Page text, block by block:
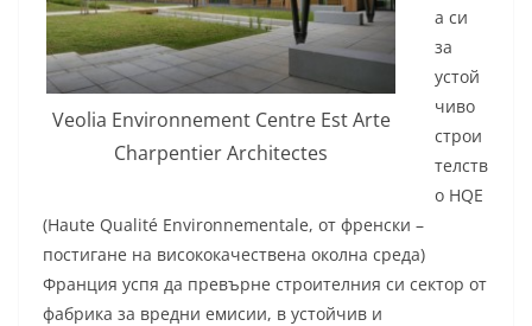
Veolia Environnement Centre Est Arte
Charpentier Architectes
a си
за
устой
чиво
строи
телств
о HQE
(Haute Qualité Environnementale, от френски –
постигане на висококачествена околна среда)
Франция успя да превърне строителния си сектор от
фабрика за вредни емисии, в устойчив и